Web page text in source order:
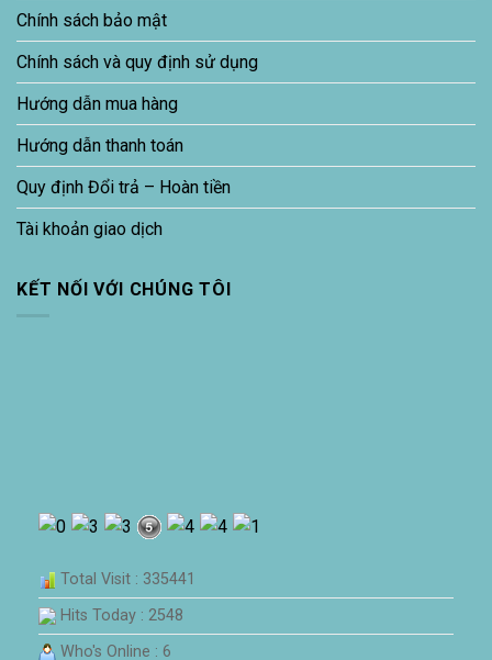
Chính sách bảo mật
Chính sách và quy định sử dụng
Hướng dẫn mua hàng
Hướng dẫn thanh toán
Quy định Đổi trả – Hoàn tiền
Tài khoản giao dịch
KẾT NỐI VỚI CHÚNG TÔI
Total Visit : 335441
Hits Today : 2548
Who's Online : 6